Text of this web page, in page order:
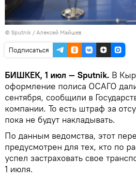
© Sputnik / Алексей Майшев
Подписаться
БИШКЕК, 1 июл — Sputnik. В
оформление полиса ОСАГО
сентября, сообщили в
компании. То есть штраф за
пока не будут накладывать.
По данным ведомства, этот
предусмотрен для тех, кто по
успел застраховать свое
1 июля.